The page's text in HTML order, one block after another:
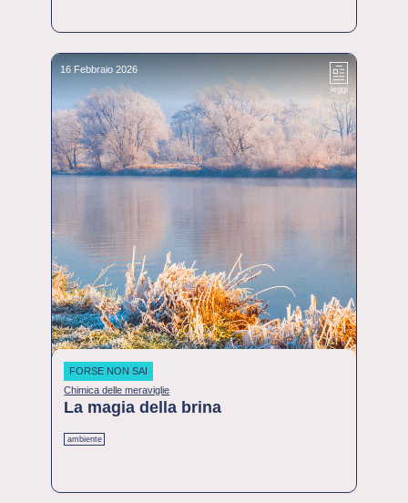
16 Febbraio 2026
leggi
FORSE NON SAI
Chimica delle meraviglie
La magia della brina
ambiente